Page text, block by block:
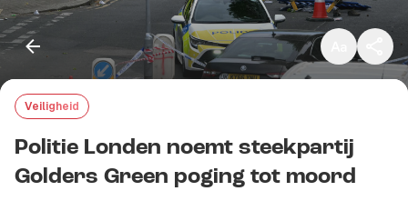
Veiligheid
Politie Londen noemt steekpartij
Golders Green poging tot moord